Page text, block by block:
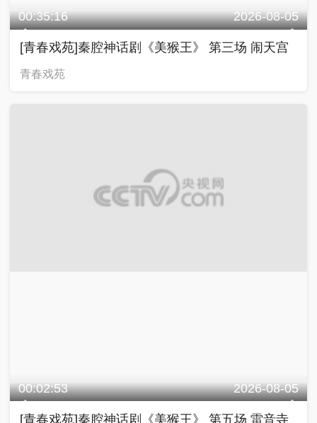
00:35:16 2026-08-05
[青春戏苑]秦腔神话剧《美猴王》 第三场 闹天宫
青春戏苑
00:02:53 2026-08-05
[青春戏苑]秦腔神话剧《美猴王》 第五场 雷音寺